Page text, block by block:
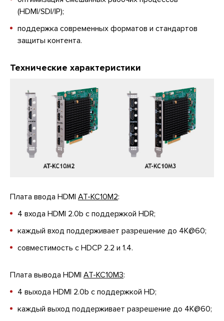
(HDMI/SDI/IP);
поддержка современных форматов и стандартов
защиты контента.
Технические характеристики
Плата ввода HDMI AT-KC10M2:
4 входа HDMI 2.0b с поддержкой HDR;
каждый вход поддерживает разрешение до 4K@60;
совместимость с HDCP 2.2 и 1.4.
Плата вывода HDMI AT-KC10M3:
4 выхода HDMI 2.0b c поддержкой HD;
каждый выход поддерживает разрешение до 4K@60;